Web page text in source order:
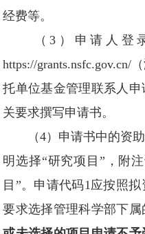
经费等。
（3）申请人登录
https://grants.nsfc.gov.cn/
托单位基金管理联系人
关要求撰写申请书。
（4）申请书中的资助
明选择“研究项目”，附
目”。申请代码1应按照
要求选择管理科学部下属